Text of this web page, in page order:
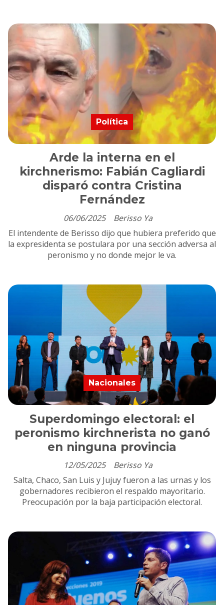
Arde la interna en el
kirchnerismo: Fabián Cagliardi
disparó contra Cristina
Fernández
Berisso Ya
Política
06/06/2025
El intendente de Berisso dijo que hubiera preferido que
la expresidenta se postulara por una sección adversa al
peronismo y no donde mejor le va.
Superdomingo electoral: el
peronismo kirchnerista no ganó
en ninguna provincia
Berisso Ya
Nacionales
12/05/2025
Salta, Chaco, San Luis y Jujuy fueron a las urnas y los
gobernadores recibieron el respaldo mayoritario.
Preocupación por la baja participación electoral.